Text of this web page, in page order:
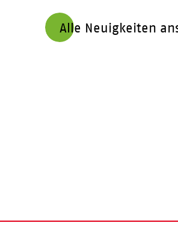
Alle Neuigkeiten